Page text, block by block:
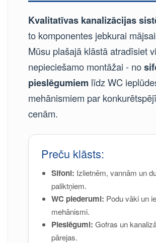
Kvalitatīvas kanalizācijas
to komponentes jebkurai
Mūsu plašajā klāstā atradīsiet
nepieciešamo montāžai - no
pieslēgumiem līdz WC
mehānismiem par
cenām.
Preču klāsts:
Sifoni: Izlietnēm, vannām un
paliktņiem.
WC piederumi: Podu vāki un
mehānismi.
Pieslēgumi: Gofras un
pārejas.